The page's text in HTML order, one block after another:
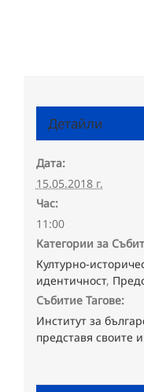
Детайли
Дата:
15.05.2018 г.
Час:
11:00
Категории за
Културно-
идентичност,
Събитие Тагове:
Институт за
представя своите